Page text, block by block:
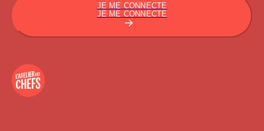
JE ME CONNECTE
JE ME CONNECTE